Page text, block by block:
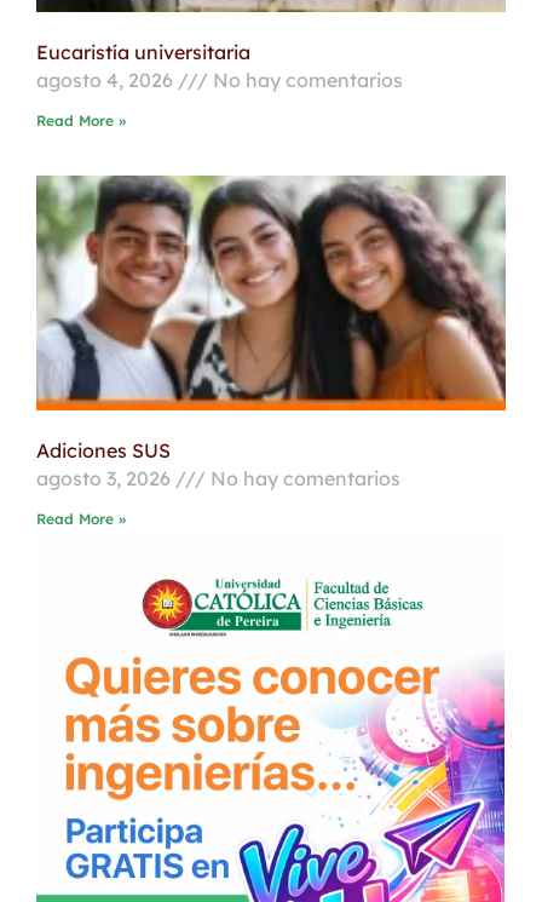
Eucaristía universitaria
agosto 4, 2026
No hay comentarios
Read More »
Adiciones SUS
agosto 3, 2026
No hay comentarios
Read More »